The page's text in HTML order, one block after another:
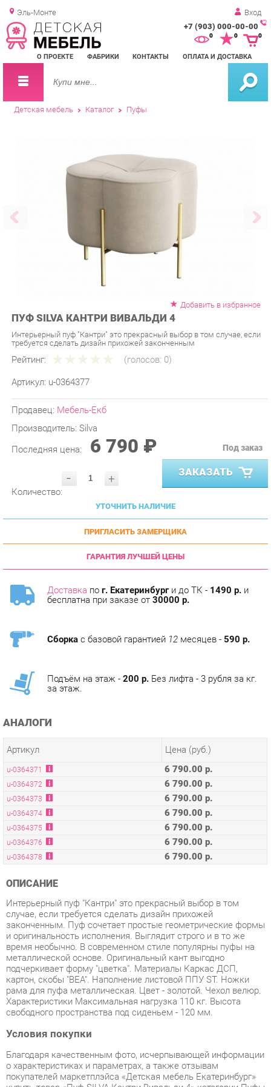
Эль-Монте Вход
+7 (903) 000-00-00
О ПРОЕКТЕ ФАБРИКИ КОНТАКТЫ ОПЛАТА И ДОСТАВКА
0 0
Детская мебель Каталог Пуфы
Интерьерный пуф "Кантри" это прекрасный выбор в том случае, если
требуется сделать дизайн прихожей законченным
Рейтинг: (голосов:0)
u-0364377
Производитель:Silva
Последняя цена:
6 790 ₽
- ЗАКАЗАТЬ
УТОЧНИТЬ НАЛИЧИЕ
ПРИГЛАСИТЬ ЗАМЕРЩИКА
ГАРАНТИЯ ЛУЧШЕЙ ЦЕНЫ
Доставкапог. Екатеринбурги до ТК -1490 р.и
АНАЛОГИ
Артикул
u-0364371 6 790.00 р.
u-0364372 6 790.00 р.
u-0364373 6 790.00 р.
u-0364374 6 790.00 р.
u-0364375 6 790.00 р.
6 790.00 р.
6 790.00 р.
ОПИСАНИЕ
Интерьерный пуф "Кантри" это прекрасный выбор в том
случае, если требуется сделать дизайн прихожей
законченным. Пуф сочетает простые геометрические формы
и оригинальность исполнения. Выглядит строго и в то же
время необычно. В современном стиле популярны пуфы на
металлической основе. Оригинальный кант выгодно
подчеркивает форму "цветка". Материалы Каркас ДСП,
картон, скобы "ВЕА". Наполнение листовой ППУ ST. Ножки
рама для пуфа металлическая. Цвет - золотой. Чехол велюр.
Характеристики Максимальная нагрузка 110 кг. Высота
свободного пространства под сиденьем - 120 мм.
Условия покупки
Благодаря качественным фото, исчерпывающей информации
покупателей маркетплэйса «Детская мебель Екатеринбург»
производства Silva с доставкой из Екатеринбурга по цене со
скидкой и гарантией от производителя не составит труда.
Мы отправляем заказы в доставку ежедневно. Товары из